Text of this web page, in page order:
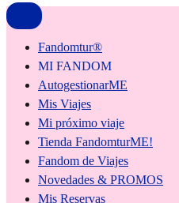
Fandomtur®
MI FANDOM
AutogestionarME
Mis Viajes
Mi próximo viaje
Tienda FandomturME!
Fandom de Viajes
Novedades & PROMOS
Mis Reservas